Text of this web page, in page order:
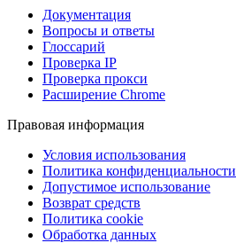
Документация
Вопросы и ответы
Глоссарий
Проверка IP
Проверка прокси
Расширение Chrome
Правовая информация
Условия использования
Политика конфиденциальности
Допустимое использование
Возврат средств
Политика cookie
Обработка данных